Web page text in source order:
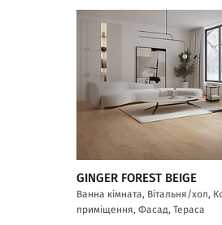
GINGER FOREST BEIGE
Ванна кімната, Вітальня/хол,
приміщення, Фасад, Тераса